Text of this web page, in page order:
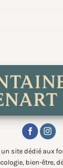
site dédié aux
bien-être,